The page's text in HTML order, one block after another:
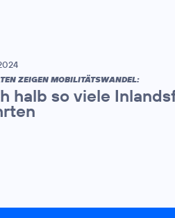
ZEIGEN MOBILITÄTSWANDEL:
halb so viele